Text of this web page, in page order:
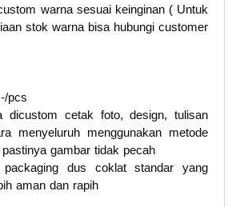
warna sesuai keinginan ( Untuk
stok warna bisa hubungi customer
pcs
cetak foto, design, tulisan
menyeluruh menggunakan metode
gambar tidak pecah
dus coklat standar yang
aman dan rapih